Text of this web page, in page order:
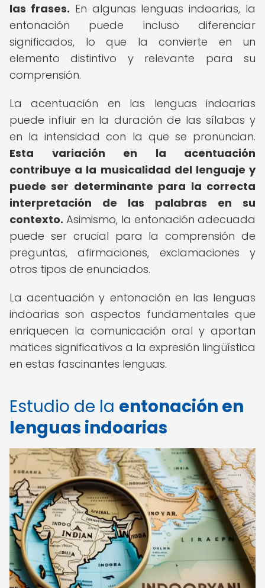
las frases. En algunas lenguas indoarias, la
entonación puede incluso diferenciar
significados, lo que la convierte en un
elemento distintivo y relevante para su
comprensión.
La acentuación en las lenguas indoarias
puede influir en la duración de las sílabas y
en la intensidad con la que se pronuncian.
Esta variación en la acentuación
contribuye a la musicalidad del lenguaje y
puede ser determinante para la correcta
interpretación de las palabras en su
contexto. Asimismo, la entonación adecuada
puede ser crucial para la comprensión de
preguntas, afirmaciones, exclamaciones y
otros tipos de enunciados.
La acentuación y entonación en las lenguas
indoarias son aspectos fundamentales que
enriquecen la comunicación oral y aportan
matices significativos a la expresión lingüística
en estas fascinantes lenguas.
Estudio de la entonación en
lenguas indoarias